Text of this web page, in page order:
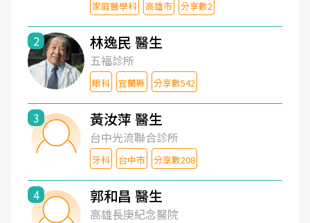
家庭醫學科 高雄市 分享數2
2 林逸民 醫生
五福診所
眼科 宜蘭縣 分享數542
3 黃汝萍 醫生
台中光流聯合診所
牙科 台中市 分享數208
4 郭和昌 醫生
高雄長庚紀念醫院